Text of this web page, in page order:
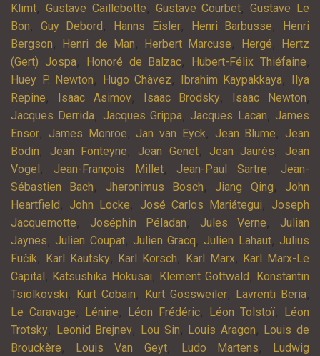
Klimt, Gustave Caillebotte, Gustave Courbet,Gustave Le
Bon, Guy Debord , Hanns Eisler, Henri Barbusse,
Henri
Bergson, Henri de Man, Herbert Marcuse, Hergé,
Hertz
(Gert) Jospa, Honoré de Balzac, Hubert-Félix Thiéfaine,
Huey P. Newton, Hugo Chàvez, Ibrahim Kaypakkaya,
Ilya
Repine, Isaac Asimov, Isaac Brodsky, Isaac Newton,
Jacques Derrida, Jacques Grippa, Jacques Lacan, James
Ensor, James Monroe, Jan van Eyck, Jean Blume, Jean
Bodin, Jean Fonteyne, Jean Genet, Jean Jaurès, Jean
Vogel , Jean-François Millet, Jean-Paul Sartre, Jean-
Sébastien Bach, Jheronimus Bosch, Jiang Qing, John
Heartfield , John Locke, José Carlos Mariátegui, Joseph
Jacquemotte, Joséphin Péladan, Jules Verne, Julian
Jaynes, Julien Coupat, Julien Gracq, Julien Lahaut, Julius
Fučík, Karl Kautsky, Karl Korsch, Karl Marx, Karl Marx-Le
Capital , Katsushika Hokusai, Klement Gottwald , Konstantin
Tsiolkovski, Kurt Cobain, Kurt Gossweiler, Lavrenti Beria,
Le Caravage, Lénine, Léon Frédéric, Léon Tolstoï,
Léon
Trotsky, Leonid Brejnev, Lou Sin, Louis Aragon, Louis de
Brouckère, Louis Van Geyt, Ludo Martens,
Ludwig